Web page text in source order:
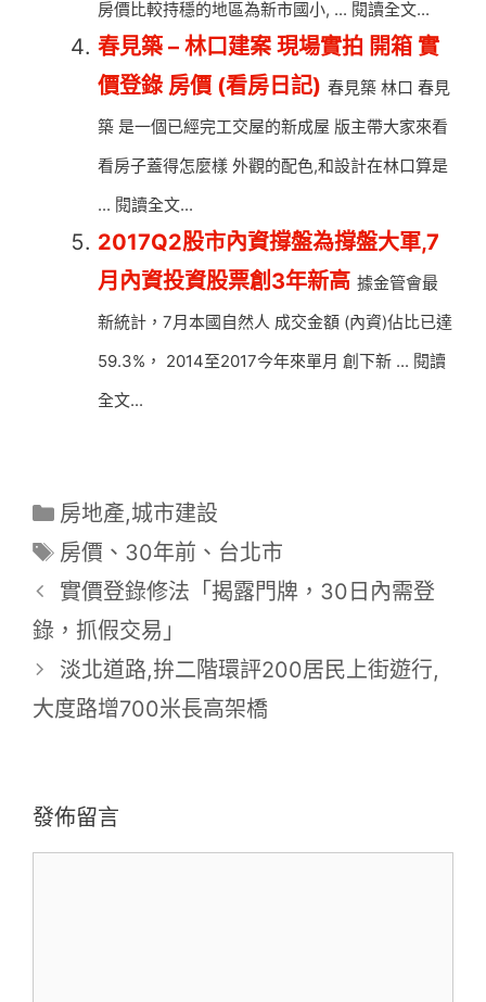
房價比較持穩的地區為新市國小, ... 閱讀全文...
春見築 – 林口建案 現場實拍 開箱 實
價登錄 房價 (看房日記) 春見築 林口 春見
築 是一個已經完工交屋的新成屋 版主帶大家來看
看房子蓋得怎麼樣 外觀的配色,和設計在林口算是
... 閱讀全文...
2017Q2股市內資撐盤為撐盤大軍,7
月內資投資股票創3年新高 據金管會最
新統計，7月本國自然人 成交金額 (內資)佔比已達
59.3%， 2014至2017今年來單月 創下新 ... 閱讀
全文...
分
類
房地產,城市建設
標
籤
房價 、 30年前 、 台北市
實價登錄修法「揭露門牌，30日內需登
錄，抓假交易」
淡北道路,拚二階環評200居民上街遊行,
大度路增700米長高架橋
發佈留言